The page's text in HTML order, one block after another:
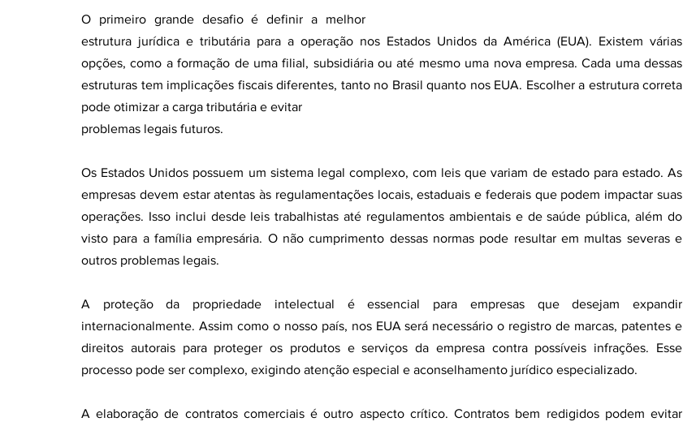
Coluna jurídica informativa Coluna > Saúde Brasil
O primeiro grande desafio é definir a melhor
estrutura jurídica e tributária para a operação nos Estados Unidos da América (EUA). Existem várias
opções, como a formação de uma filial, subsidiária ou até mesmo uma nova empresa. Cada uma dessas
estruturas tem implicações fiscais diferentes, tanto no Brasil quanto nos EUA. Escolher a estrutura correta
pode otimizar a carga tributária e evitar
problemas legais futuros.
Os Estados Unidos possuem um sistema legal complexo, com leis que variam de estado para estado. As
empresas devem estar atentas às regulamentações locais, estaduais e federais que podem impactar suas
operações. Isso inclui desde leis trabalhistas até regulamentos ambientais e de saúde pública, além do
visto para a família empresária. O não cumprimento dessas normas pode resultar em multas severas e
outros problemas legais.
A proteção da propriedade intelectual é essencial para empresas que desejam expandir
internacionalmente. Assim como o nosso país, nos EUA será necessário o registro de marcas, patentes e
direitos autorais para proteger os produtos e serviços da empresa contra possíveis infrações. Esse
processo pode ser complexo, exigindo atenção especial e aconselhamento jurídico especializado.
A elaboração de contratos comerciais é outro aspecto crítico. Contratos bem redigidos podem evitar